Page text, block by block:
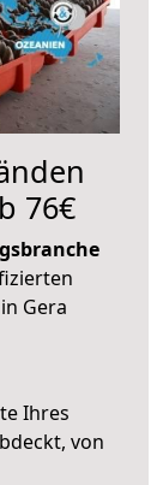
76€
Gera
Ihres
von